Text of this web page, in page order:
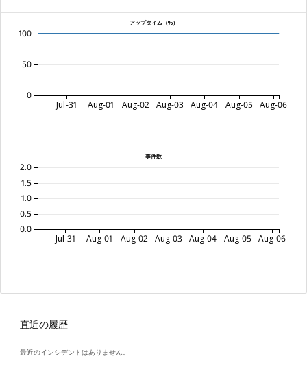
アップタイム（%）
Jul-31 Aug-01 Aug-02 Aug-03 Aug-04 Aug-05 Aug-06
0
50
100
事件数
Jul-31 Aug-01 Aug-02 Aug-03 Aug-04 Aug-05 Aug-06
0.0
0.5
1.0
1.5
2.0
直近の履歴
最近のインシデントはありません。